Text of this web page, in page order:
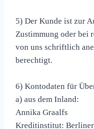
5) Der Kunde ist zur
Zustimmung oder bei
von uns schriftlich
berechtigt.
6) Kontodaten für
a) aus dem Inland:
Annika Graalfs
Kreditinstitut: Berliner